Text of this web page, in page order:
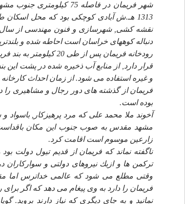
شهر فريمان در فاصله 75
1313 هـ.ش آبادى كوچكى بود كه محل
دنباله كوههاى خراسان است احاطه شده و
قرار دارد, از منابع آب ذخيره شده در پشت
و غيره استفاده مى شود. از زمان احداث
فريمان از گذشته هاى دور رجال و مشاهيرى را
بوده است.
مشهد مقدس به صوب جنوب اين مكان
زارعين موسوم است اقامت كرد.
ناگفته نماند كه فريمان از قديم تيول دولت
تركمن ها و ازبك نيروهاى دولتى و سواركاران
وقتى مطلع مى شود كه عالمى خداترس اما
فريمان را دارد به وى پيغام مى دهد كه اگر براى
نمانيد و به جاى ديگرى كه نياز دارند